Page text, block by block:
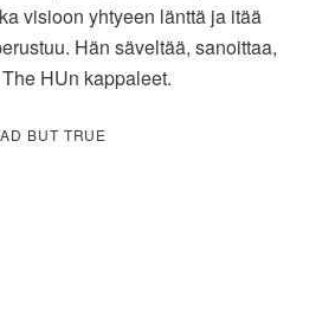
visioon yhtyeen länttä ja itää
Hän säveltää, sanoittaa,
HUn kappaleet.
BUT TRUE